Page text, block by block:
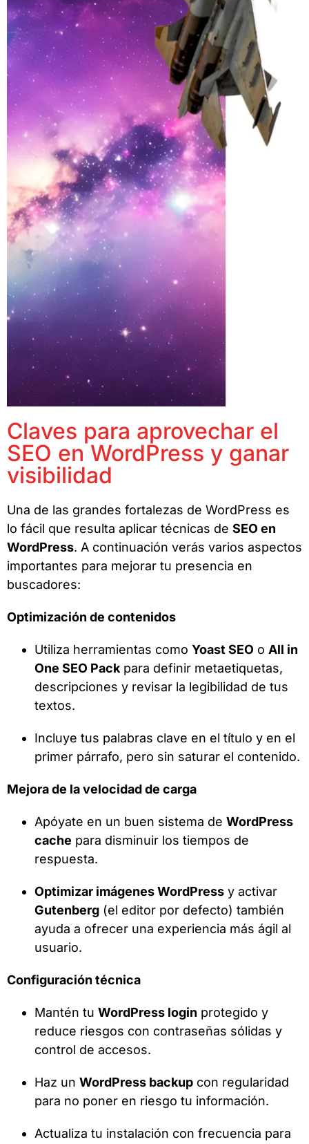
Claves para aprovechar el
SEO en WordPress y ganar
visibilidad
Una de las grandes fortalezas de WordPress es
lo fácil que resulta aplicar técnicas de SEO en
WordPress. A continuación verás varios aspectos
importantes para mejorar tu presencia en
buscadores:
Optimización de contenidos
Utiliza herramientas como Yoast SEO o All in
One SEO Pack para definir metaetiquetas,
descripciones y revisar la legibilidad de tus
textos.
Incluye tus palabras clave en el título y en el
primer párrafo, pero sin saturar el contenido.
Mejora de la velocidad de carga
Apóyate en un buen sistema de WordPress
cache para disminuir los tiempos de
respuesta.
Optimizar imágenes WordPress y activar
Gutenberg (el editor por defecto) también
ayuda a ofrecer una experiencia más ágil al
usuario.
Configuración técnica
Mantén tu WordPress login protegido y
reduce riesgos con contraseñas sólidas y
control de accesos.
Haz un WordPress backup con regularidad
para no poner en riesgo tu información.
Actualiza tu instalación con frecuencia para